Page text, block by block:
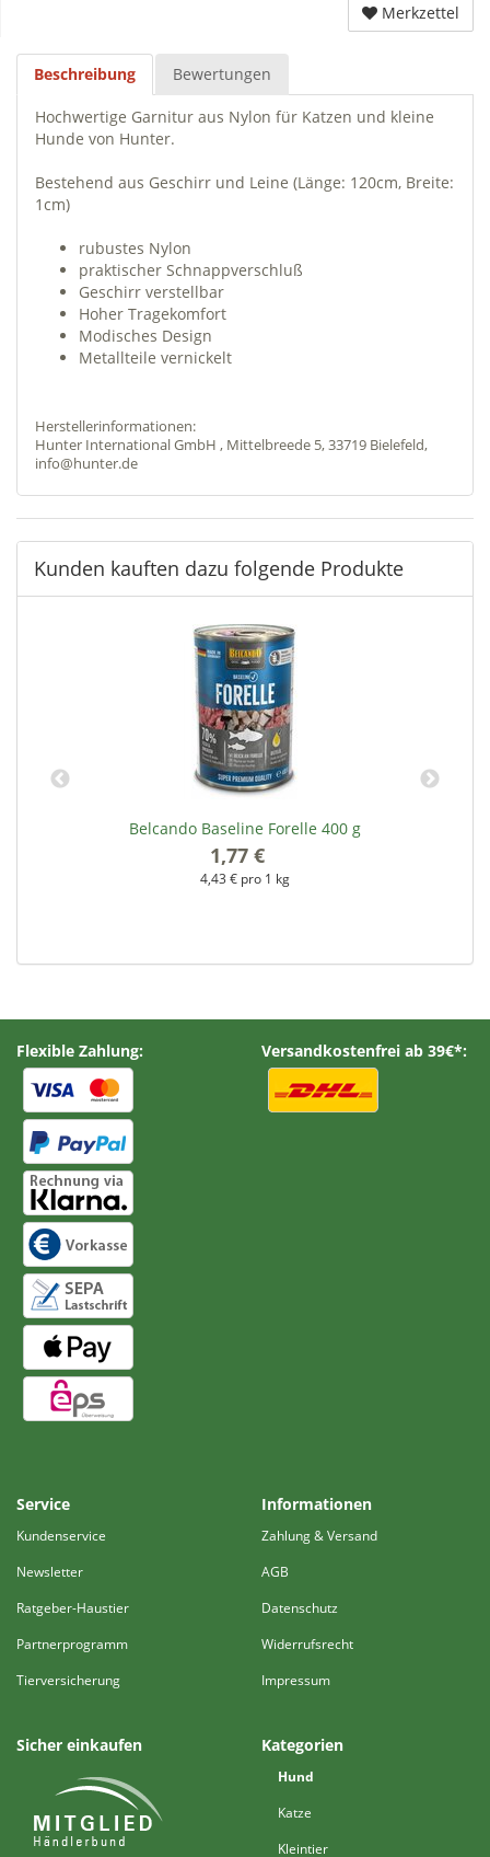
Merkzettel
Beschreibung Bewertungen
Hochwertige Garnitur aus Nylon für Katzen und kleine
Hunde von Hunter.
Bestehend aus Geschirr und Leine (Länge: 120cm, Breite:
1cm)
rubustes Nylon
praktischer Schnappverschluß
Geschirr verstellbar
Hoher Tragekomfort
Modisches Design
Metallteile vernickelt
Herstellerinformationen:
Hunter International GmbH , Mittelbreede 5, 33719 Bielefeld,
info@hunter.de
Kunden kauften dazu folgende Produkte
Belcando Baseline Forelle 400 g
1,77 €
4,43 € pro 1 kg
Flexible Zahlung: Versandkostenfrei ab 39€*:
Service
Kundenservice
Newsletter
Ratgeber-Haustier
Partnerprogramm
Tierversicherung
Informationen
Zahlung & Versand
AGB
Datenschutz
Widerrufsrecht
Impressum
Sicher einkaufen Kategorien
Hund
Katze
Kleintier